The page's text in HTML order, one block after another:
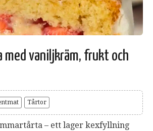
med vaniljkräm, frukt och
Tårtor
– ett lager kexfyllning